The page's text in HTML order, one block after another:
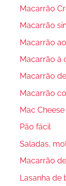
Macarrão
Macarrão
Macarrão
Macarrão à
Macarrão
Macarrão
Mac
Pão fácil
Saladas,
Macarrão
Lasanha de